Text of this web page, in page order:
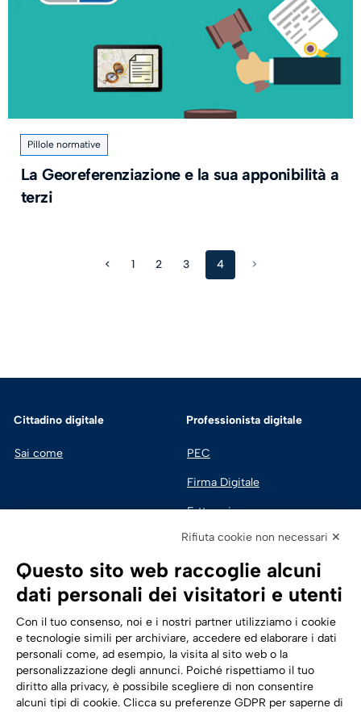
Pillole normative
La Georeferenziazione e la sua apponibilità a
terzi
< 1 2 3 4 >
Cittadino digitale
Sai come
Professionista digitale
PEC
Firma Digitale
Fatturazione
Sicurezza Digitale
Cloud
Trasformazione digitale
Energia
Seguici su:
Rifiuta cookie non necessari ✕
Questo sito web raccoglie alcuni
dati personali dei visitatori e utenti
Con il tuo consenso, noi e i nostri partner utilizziamo i cookie
e tecnologie simili per archiviare, accedere ed elaborare i dati
personali come, ad esempio, la visita al sito web o la
personalizzazione degli annunci. Poiché rispettiamo il tuo
diritto alla privacy, è possibile scegliere di non consentire
alcuni tipi di cookie. Clicca su preferenze GDPR per saperne di